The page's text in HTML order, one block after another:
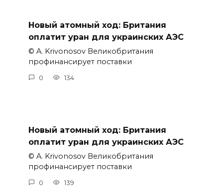
Новый атомный ход: Британия
оплатит уран для украинских АЭС
© A. Krivonosov Великобритания
профинансирует поставки
0 134
Новый атомный ход: Британия
оплатит уран для украинских АЭС
© A. Krivonosov Великобритания
профинансирует поставки
0 139